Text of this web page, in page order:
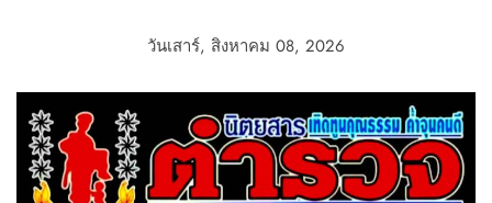
วันเสาร์, สิงหาคม 08, 2026